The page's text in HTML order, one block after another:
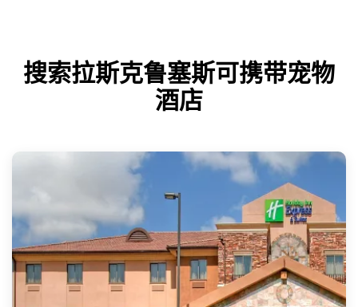
搜索拉斯克鲁塞斯可携带宠物
酒店